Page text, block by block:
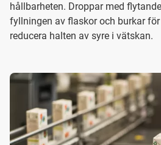
hållbarheten. Droppar med
fyllningen av flaskor och burkar
reducera halten av syre i vätskan.